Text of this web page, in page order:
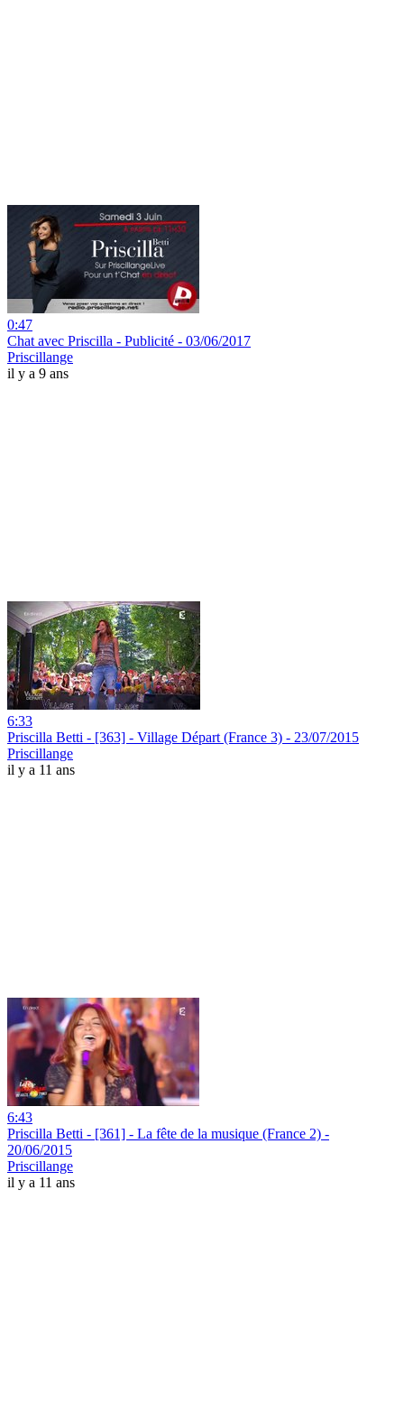
0:47
Chat avec Priscilla - Publicité - 03/06/2017
Priscillange
il y a 9 ans
6:33
Priscilla Betti - [363] - Village Départ (France 3) - 23/07/2015
Priscillange
il y a 11 ans
6:43
Priscilla Betti - [361] - La fête de la musique (France 2) -
20/06/2015
Priscillange
il y a 11 ans